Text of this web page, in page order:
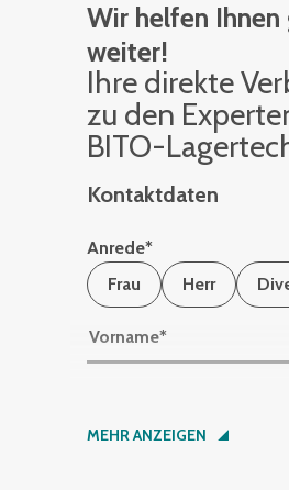
Wir helfen Ihnen
weiter!
Ihre di­rek­te
zu den
BITO-
Kontaktdaten
Anrede*
Frau
Herr
Vorname*
Nachname*
MEHR ANZEIGEN